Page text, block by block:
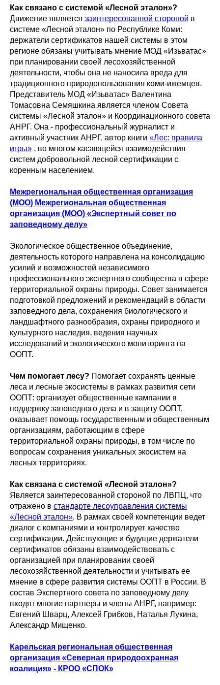
Как связано с системой «Лесной эталон»?
Движение является заинтересованной стороной в
системе «Лесной эталон» по Республике Коми:
держатели сертификатов нашей системы в этом
регионе обязаны учитывать мнение МОД «Изьватас»
при планировании своей лесохозяйственной
деятельности, чтобы она не наносила вреда для
традиционного природопользования коми-ижемцев.
Представитель МОД «Изьватас» Валентина
Томасовна Семяшкина является членом Совета
системы «Лесной эталон» и Координационного совета
АНРГ. Она - профессиональный журналист и
активный участник АНРГ, автор книги «Лес: правила
игры» , во многом касающейся взаимодействия
систем добровольной лесной сертификации с
коренным населением.
Межрегиональная общественная организация
(МОО) Межрегиональная общественная
организация (МОО) «Экспертный совет по
заповедному делу»
Экологическое общественное объединение,
деятельность которого направлена на консолидацию
усилий и возможностей независимого
профессионального экспертного сообщества в сфере
территориальной охраны природы. Совет занимается
подготовкой предложений и рекомендаций в области
заповедного дела, сохранения биологического и
ландшафтного разнообразия, охраны природного и
культурного наследия, ведения научных
исследований и экологического мониторинга на
ООПТ.
Чем помогает лесу? Помогает сохранять ценные
леса и лесные экосистемы в рамках развития сети
ООПТ: организует общественные кампании в
поддержку заповедного дела и в защиту ООПТ,
оказывает помощь государственным и общественным
организациям, работающим в сфере
территориальной охраны природы, в том числе по
вопросам сохранения уникальных экосистем на
лесных территориях.
Как связана с системой «Лесной эталон»?
Является заинтересованной стороной по ЛВПЦ, что
отражено в стандарте лесоуправления системы
«Лесной эталон». В рамках своей компетенции ведет
диалог с компаниями и контролирует качество
сертификации. Действующие и будущие держатели
сертификатов обязаны взаимодействовать с
организацией при планировании своей
лесохозяйственной деятельности и учитывать ее
мнение в сфере развития системы ООПТ в России. В
состав Экспертного совета по заповедному делу
входят многие партнеры и члены АНРГ, например:
Евгений Шварц, Алексей Грибков, Наталья Лукина,
Александр Мищенко.
Карельская региональная общественная
организация «Северная природоохранная
коалиция» - КРОО «СПОК»